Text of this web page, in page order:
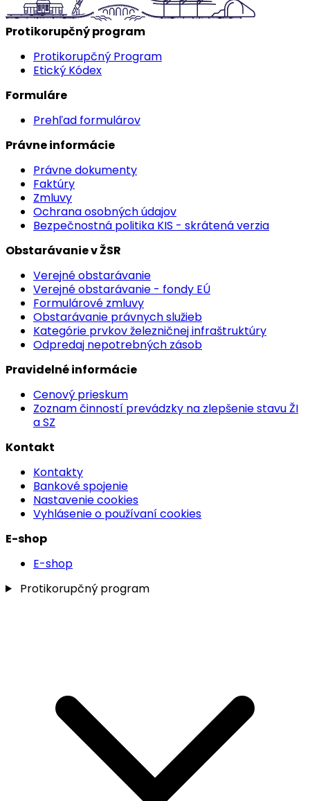
Protikorupčný program
Protikorupčný Program
Etický Kódex
Formuláre
Prehľad formulárov
Právne informácie
Právne dokumenty
Faktúry
Zmluvy
Ochrana osobných údajov
Bezpečnostná politika KIS - skrátená verzia
Obstarávanie v ŽSR
Verejné obstarávanie
Verejné obstarávanie - fondy EÚ
Formulárové zmluvy
Obstarávanie právnych služieb
Kategórie prvkov železničnej infraštruktúry
Odpredaj nepotrebných zásob
Pravidelné informácie
Cenový prieskum
Zoznam činností prevádzky na zlepšenie stavu ŽI
a SZ
Kontakt
Kontakty
Bankové spojenie
Nastavenie cookies
Vyhlásenie o používaní cookies
E-shop
E-shop
Protikorupčný program